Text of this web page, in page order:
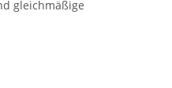
gleichmäßige